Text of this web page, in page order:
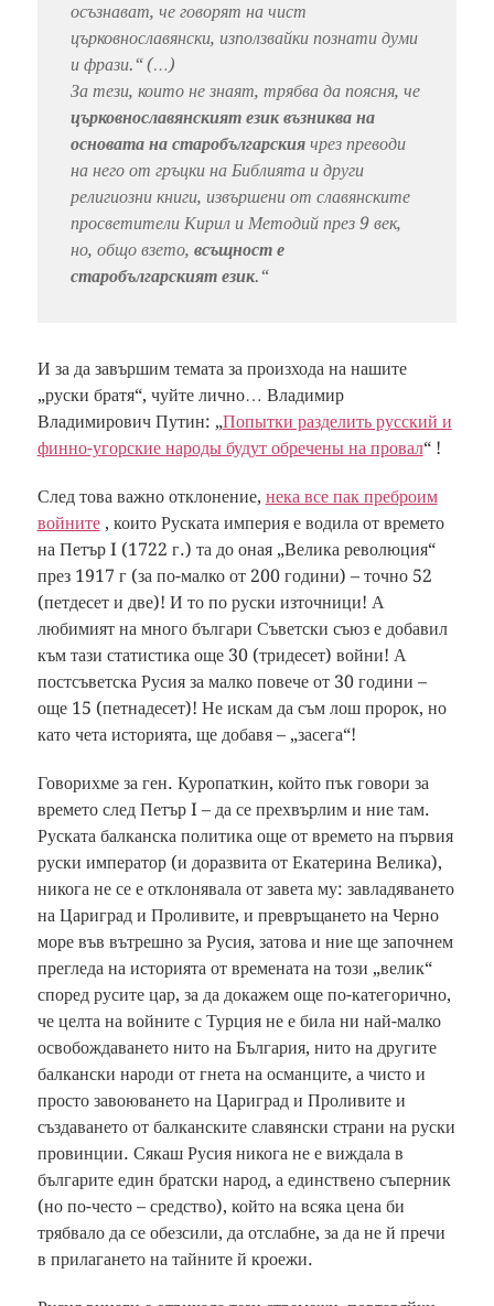
осъзнават, че говорят на чист
църковнославянски, използвайки познати думи
и фрази.“ (…)
За тези, които не знаят, трябва да поясня, че
църковнославянският език възниква на
основата на старобългарскиячрез преводи
на него от гръцки на Библията и други
религиозни книги, извършени от славянските
просветители Кирил и Методий през 9 век,
но, общо взето, всъщност е
старобългарският език.“
И за да завършим темата за произхода на нашите
„руски братя“, чуйте лично… Владимир
Владимирович Путин: „Попытки разделить русский и
финно-угорские народы будут обречены на провал“ !
След това важно отклонение, нека все пак преброим
войните, които Руската империя е водила от времето
на Петър I (1722 г.) та до оная „Велика революция“
през 1917 г (за по-малко от 200 години) – точно 52
(петдесет и две)! И то по руски източници! А
любимият на много българи Съветски съюз е добавил
към тази статистика още 30 (тридесет) войни! А
постсъветска Русия за малко повече от 30 години –
още 15 (петнадесет)! Не искам да съм лош пророк, но
като чета историята, ще добавя – „засега“!
Говорихме за ген. Куропаткин, който пък говори за
времето след Петър I – да се прехвърлим и ние там.
Руската балканска политика още от времето на първия
руски император (и доразвита от Екатерина Велика),
никога не се е отклонявала от завета му: завладяването
на Цариград и Проливите, и превръщането на Черно
море във вътрешно за Русия, затова и ние ще започнем
прегледа на историята от времената на този „велик“
според русите цар, за да докажем още по-категорично,
че целта на войните с Турция не е била ни най-малко
освобождаването нито на България, нито на другите
балкански народи от гнета на османците, а чисто и
просто завоюването на Цариград и Проливите и
създаването от балканските славянски страни на руски
провинции. Сякаш Русия никога не е виждала в
българите един братски народ, а единствено съперник
(но по-често – средство), който на всяка цена би
трябвало да се обезсили, да отслабне, за да не й пречи
в прилагането на тайните й кроежи.